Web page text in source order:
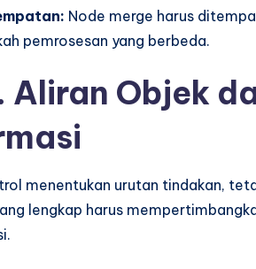
Node merge harus
pemrosesan yang berbeda.
Aliran Objek
menentukan urutan tindakan,
lengkap harus